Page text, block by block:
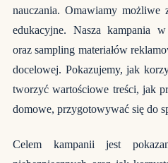
nauczania. Omawiamy możliwe
edukacyjne. Nasza kampania w
oraz sampling materiałów
docelowej. Pokazujemy, jak
tworzyć wartościowe treści, jak
domowe, przygotowywać się do
Celem kampanii jest